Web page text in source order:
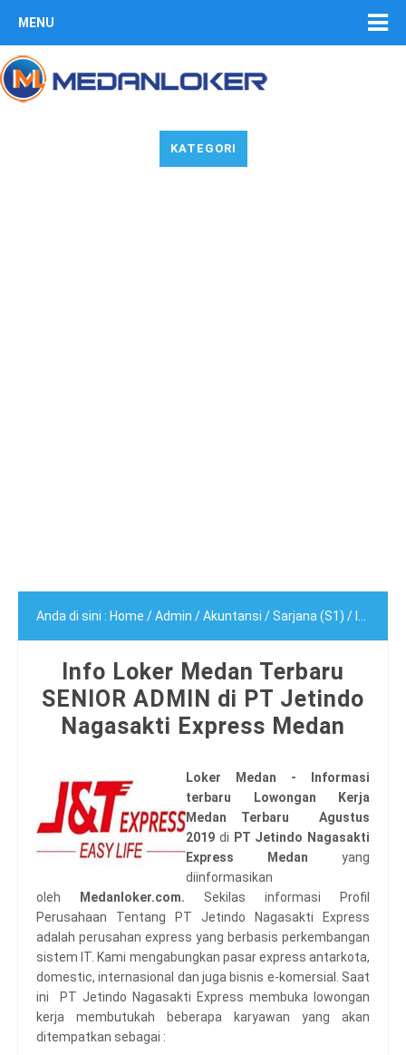
MENU
KATEGORI
Anda di sini : Home /Admin /Akuntansi /Sarjana (S1) /
Info Loker Medan Terbaru
SENIOR ADMIN di PT Jetindo
Nagasakti Express Medan
Loker Medan - Informasi
terbaru Lowongan Kerja
Medan Terbaru Agustus
2019 di PT Jetindo Nagasakti
Express Medan yang
diinformasikan
oleh
Medanloker.com. Sekilas informasi Profil
Perusahaan Tentang PT Jetindo Nagasakti Express
adalah perusahan express yang berbasis perkembangan
sistem IT. Kami mengabungkan pasar express antarkota,
domestic, internasional dan juga bisnis e-komersial. Saat
ini PT Jetindo Nagasakti Express membuka lowongan
kerja membutukah beberapa karyawan yang akan
ditempatkan sebagai :